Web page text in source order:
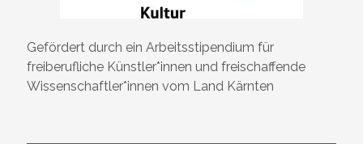
Gefördert durch ein Arbeitsstipendium für
freiberufliche Künstler*innen und freischaffende
Wissenschaftler*innen vom Land Kärnten